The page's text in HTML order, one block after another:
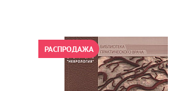
РАСПРОДАЖА